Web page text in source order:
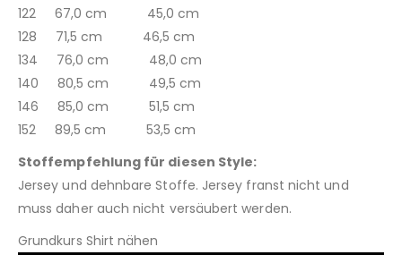
122 67,0 cm 45,0 cm
128 71,5 cm 46,5 cm
134 76,0 cm 48,0 cm
140 80,5 cm 49,5 cm
146 85,0 cm 51,5 cm
152 89,5 cm 53,5 cm
Stoffempfehlung für diesen Style:
Jersey und dehnbare Stoffe. Jersey franst nicht und
muss daher auch nicht versäubert werden.
Grundkurs Shirt nähen